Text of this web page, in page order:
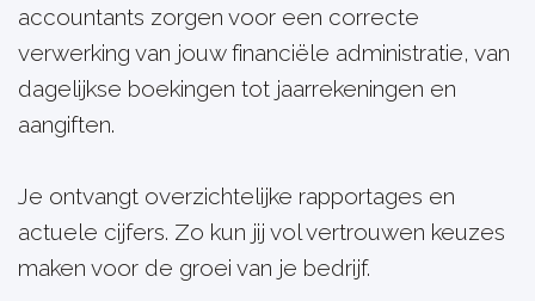
accountants zorgen voor een correcte
verwerking van jouw financiële administratie, van
dagelijkse boekingen tot jaarrekeningen en
aangiften.
Je ontvangt overzichtelijke rapportages en
actuele cijfers. Zo kun jij vol vertrouwen keuzes
maken voor de groei van je bedrijf.